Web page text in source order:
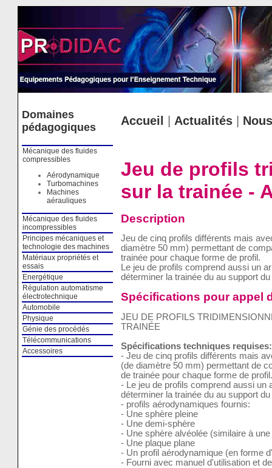
Domaines
pédagogiques
Mécanique des fluides
compressibles
Aérodynamique
Turbomachines
Machines
aérauliques
Mécanique des fluides
incompressibles
Principes mécaniques et
technologie des machines
Matériaux propriétés et
essais
Energétique
Régulation automatisme
électrotechnique
Automobile
Physique
Génie des procédés
Télécommunications
Accessoires
Accueil Actualités|
Jeu de profils
sur la trainée -
Description
Jeu de cinq profils différents mais
diamètre 50 mm) permettant de
trainée pour chaque forme de profil.
Le jeu de profils comprend aussi un
déterminer la trainée du au support du
Spécifications pour appel
JEU DE PROFILS
TRAINÉE
Spécifications techniques requises:
- Jeu de cinq profils différents mais
(de diamètre 50 mm) permettant de
de trainée pour chaque forme de profil.
- Le jeu de profils comprend aussi un
déterminer la trainée du au support du
- profils aérodynamiques fournis:
- Une sphère pleine
- Une demi-sphère
- Une sphère alvéolée (similaire à une
- Une plaque plane
- Un profil aérodynamique (en forme
- Fourni avec manuel d'utilisation et
Cookies management panel